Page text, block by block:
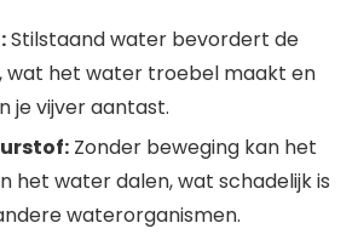
Stilstaand water bevordert de
wat het water troebel maakt en
je vijver aantast.
Zonder beweging kan het
het water dalen, wat schadelijk is
waterorganismen.